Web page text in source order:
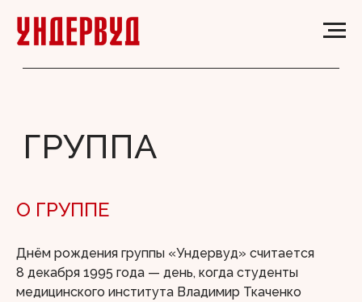
О ГРУППЕ
Днём рождения группы «Ундервуд» считается
8 декабря 1995 года — день, когда студенты
медицинского института Владимир Ткаченко